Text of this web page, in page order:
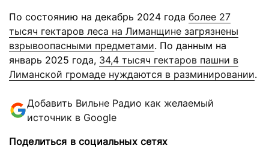
По состоянию на декабрь 2024 года более 27
тысяч гектаров леса на Лиманщине загрязнены
взрывоопасными предметами. По данным на
январь 2025 года, 34,4 тысяч гектаров пашни в
Лиманской громаде нуждаются в разминировании.
Добавить Вильне Радио как желаемый
источник в Google
Поделиться в социальных сетях